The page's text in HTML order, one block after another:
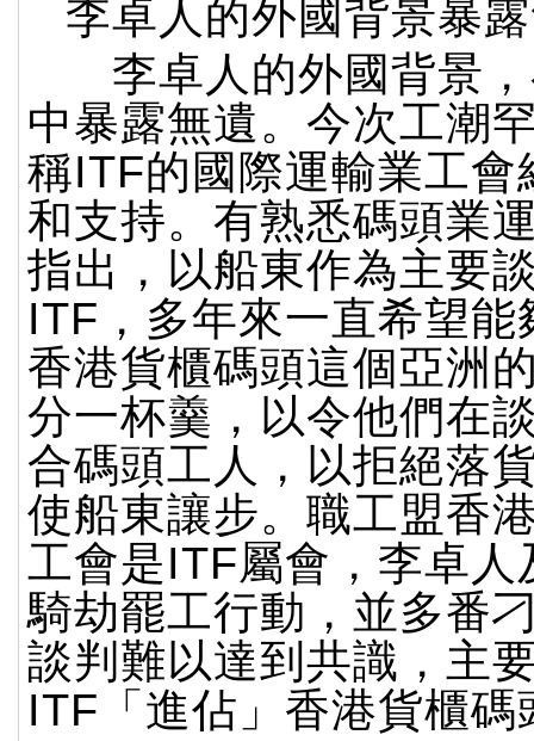
李卓人的外國背景暴
李卓人的外國背景
中暴露無遺。今次工潮
稱ITF的國際運輸業工會
和支持。有熟悉碼頭業
指出，以船東作為主要
ITF，多年來一直希望能
香港貨櫃碼頭這個亞洲
分一杯羹，以令他們在
合碼頭工人，以拒絕落
使船東讓步。職工盟香
工會是ITF屬會，李卓人
騎劫罷工行動，並多番
談判難以達到共識，主
ITF「進佔」香港貨櫃碼